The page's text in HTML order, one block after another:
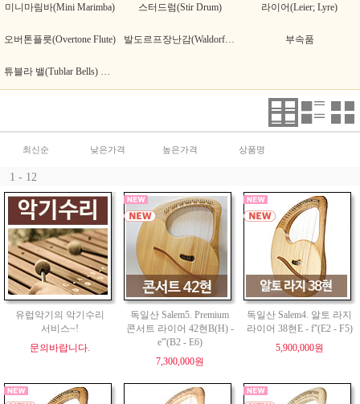
미니마림바(Mini Marimba) 스터드럼(Stir Drum) 라이어(Leier; Lyre)
오버톤플릇(Overtone Flute) 부속품
최신순 낮은가격 높은가격 상품명
1 - 12
유럽악기의 악기수리
서비스~!
문의바랍니다.
독일산 Salem5. Premium
콘서트 라이어 42현B(H) -
e'''(B2 - E6)
7,300,000원
독일산 Salem4. 알토 라지
라이어 38현E - f''(E2 - F5)
5,900,000원